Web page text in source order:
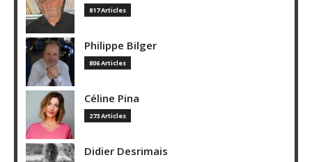
817 Articles
Philippe Bilger
806 Articles
Céline Pina
273 Articles
Didier Desrimais